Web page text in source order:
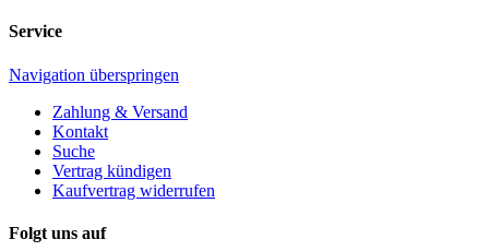
Service
Navigation überspringen
Zahlung & Versand
Kontakt
Suche
Vertrag kündigen
Kaufvertrag widerrufen
Folgt uns auf